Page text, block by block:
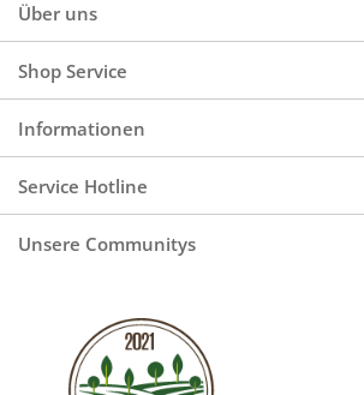
Über uns
Shop Service
Informationen
Service Hotline
Unsere Communitys